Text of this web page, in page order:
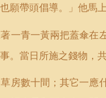
願帶頭倡導。」他馬
一青一黃兩把蓋傘
。當日所施之錢物，
房數十間；其它一